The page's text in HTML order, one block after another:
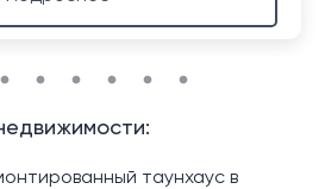
таунхаус в